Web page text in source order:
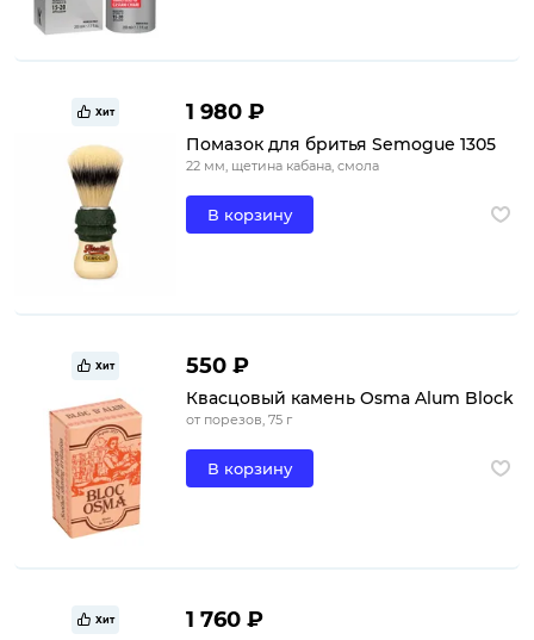
Хит 1 980 ₽
Помазок для бритья Semogue 1305
22 мм, щетина кабана, смола
В корзину
Хит 550 ₽
Квасцовый камень Osma Alum Block
от порезов, 75 г
В корзину
Хит 1 760 ₽